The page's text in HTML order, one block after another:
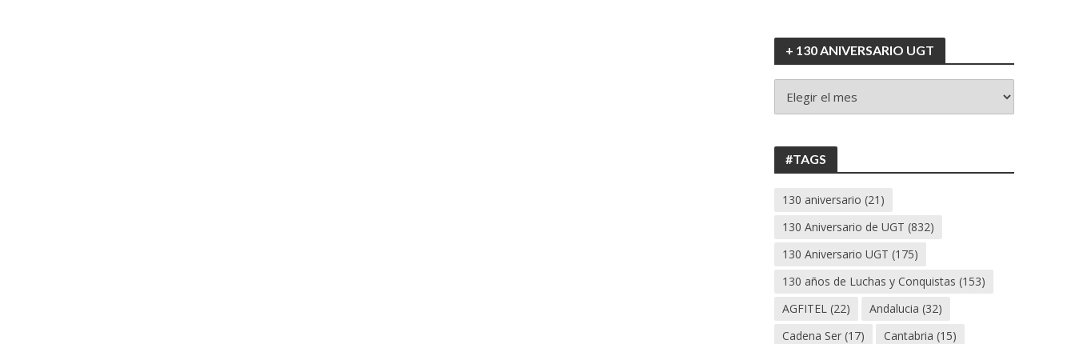
+ 130 ANIVERSARIO UGT
130
#TAGS
130 aniversario (21)
130 Aniversario de UGT (832)
130 Aniversario UGT (175)
130 años de Luchas y Conquistas (153)
AGFITEL (22) Andalucia (32)
Cadena Ser (17) Cantabria (15)